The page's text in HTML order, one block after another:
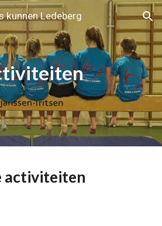
Skip to navigation
kunnen Ledeberg
activiteiten